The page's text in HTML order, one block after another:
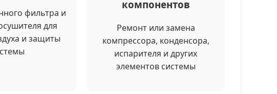
фильтра и
для
и защиты
компонентов
Ремонт или замена
компрессора, конденсора,
испарителя и других
элементов системы